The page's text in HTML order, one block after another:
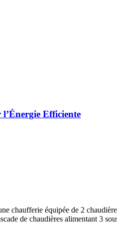
Efficiente
chaufferie équipée de 2
de chaudières alimentant 3